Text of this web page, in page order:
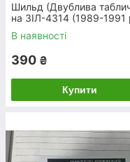
Шильд на
Шильд (Двублива
на ЗІЛ-4314 (1989-1991
В наявності
390 ₴
Купити